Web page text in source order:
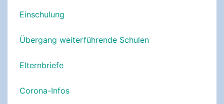
Einschulung
Übergang weiterführende Schulen
Elternbriefe
Corona-Infos